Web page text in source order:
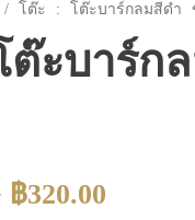
/ โต๊ะ : โต๊ะบาร์กลมสีดำ
ต๊ะบาร์ก
฿320.00